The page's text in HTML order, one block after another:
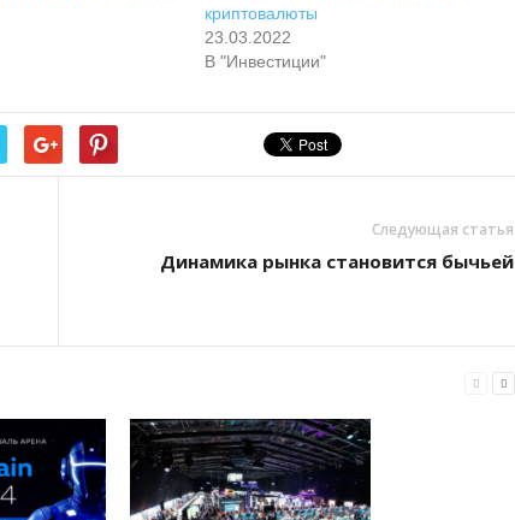
криптовалюты
23.03.2022
В "Инвестиции"
Следующая статья
Динамика рынка становится бычьей